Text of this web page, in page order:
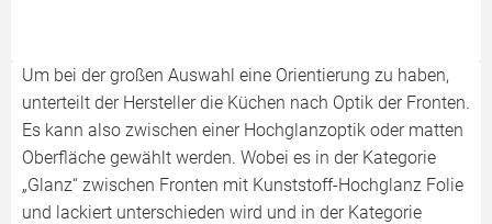
Um bei der großen Auswahl eine Orientierung zu haben,
unterteilt der Hersteller die Küchen nach Optik der Fronten.
Es kann also zwischen einer Hochglanzoptik oder matten
Oberfläche gewählt werden. Wobei es in der Kategorie
„Glanz“ zwischen Fronten mit Kunststoff-Hochglanz Folie
und lackiert unterschieden wird und in der Kategorie